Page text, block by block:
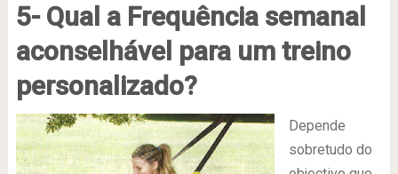
5- Qual a Frequência semanal
aconselhável para um treino
personalizado?
Depende
sobretudo do